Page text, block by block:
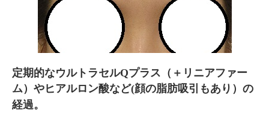
定期的なウルトラセルQプラス（＋リニアファー
ム）やヒアルロン酸など(顔の脂肪吸引もあり）の
経過。